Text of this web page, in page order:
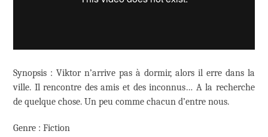
Synopsis : Viktor n’arrive pas à dormir, alors il erre dans la
ville. Il rencontre des amis et des inconnus… A la recherche
de quelque chose. Un peu comme chacun d’entre nous.
Genre : Fiction